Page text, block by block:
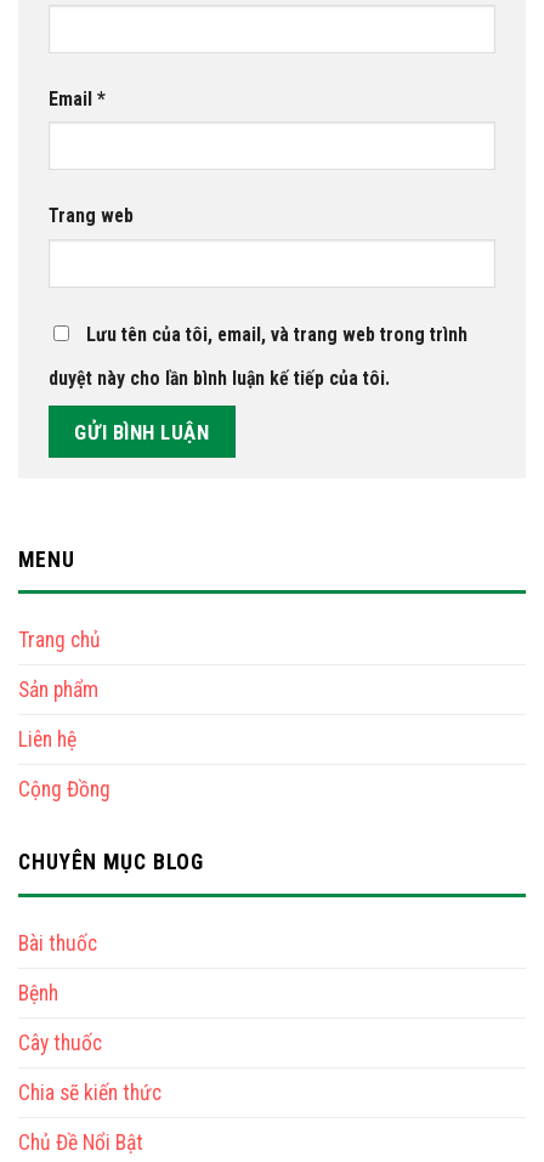
Email *
Trang web
Lưu tên của tôi, email, và trang web trong trình
duyệt này cho lần bình luận kế tiếp của tôi.
MENU
Trang chủ
Sản phẩm
Liên hệ
Cộng Đồng
CHUYÊN MỤC BLOG
Bài thuốc
Bệnh
Cây thuốc
Chia sẽ kiến thức
Chủ Đề Nổi Bật